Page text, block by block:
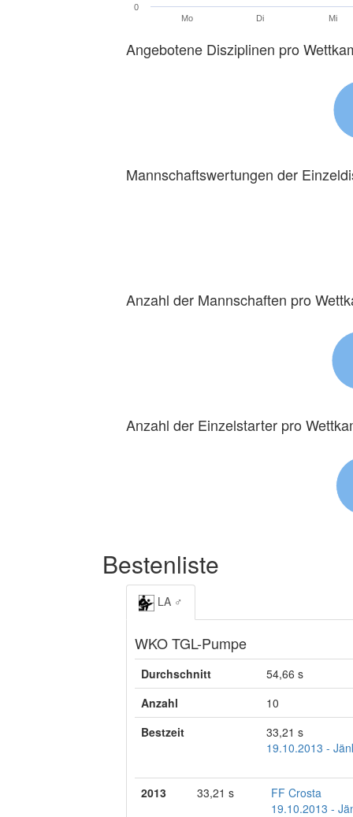
Mo Di Mi
0
Angebotene Disziplinen pro
Mannschaftswertungen der
Anzahl der Mannschaften pro
Anzahl der Einzelstarter pro
Bestenliste
LA ♂
WKO TGL-Pumpe
Durchschnitt
54,66 s
Anzahl
10
Bestzeit
33,21 s
19.10.2013 -
2013 33,21 s
FF Crosta
19.10.2013 -